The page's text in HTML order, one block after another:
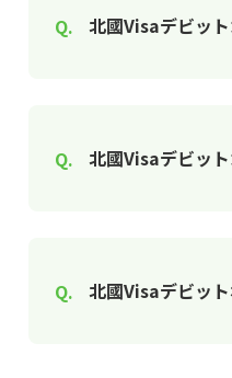
北國Visaデビッ
北國Visaデビッ
北國Visaデビッ